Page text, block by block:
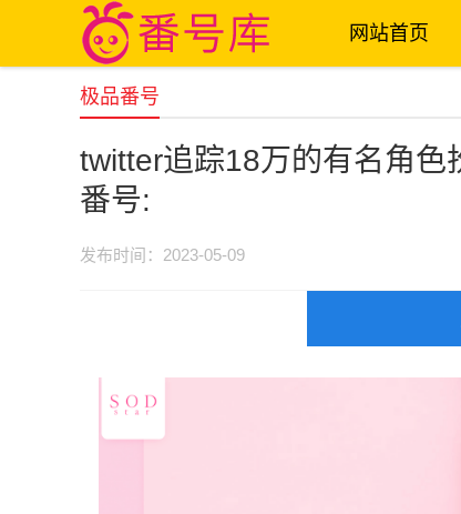
网站首页
极品番号
twitter追踪18万的有名角色
番号:
发布时间：2023-05-09